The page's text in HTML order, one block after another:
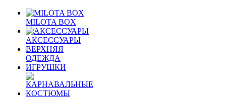
MILOTA BOX
АКСЕССУАРЫ
ВЕРХНЯЯ
ОДЕЖДА
ИГРУШКИ